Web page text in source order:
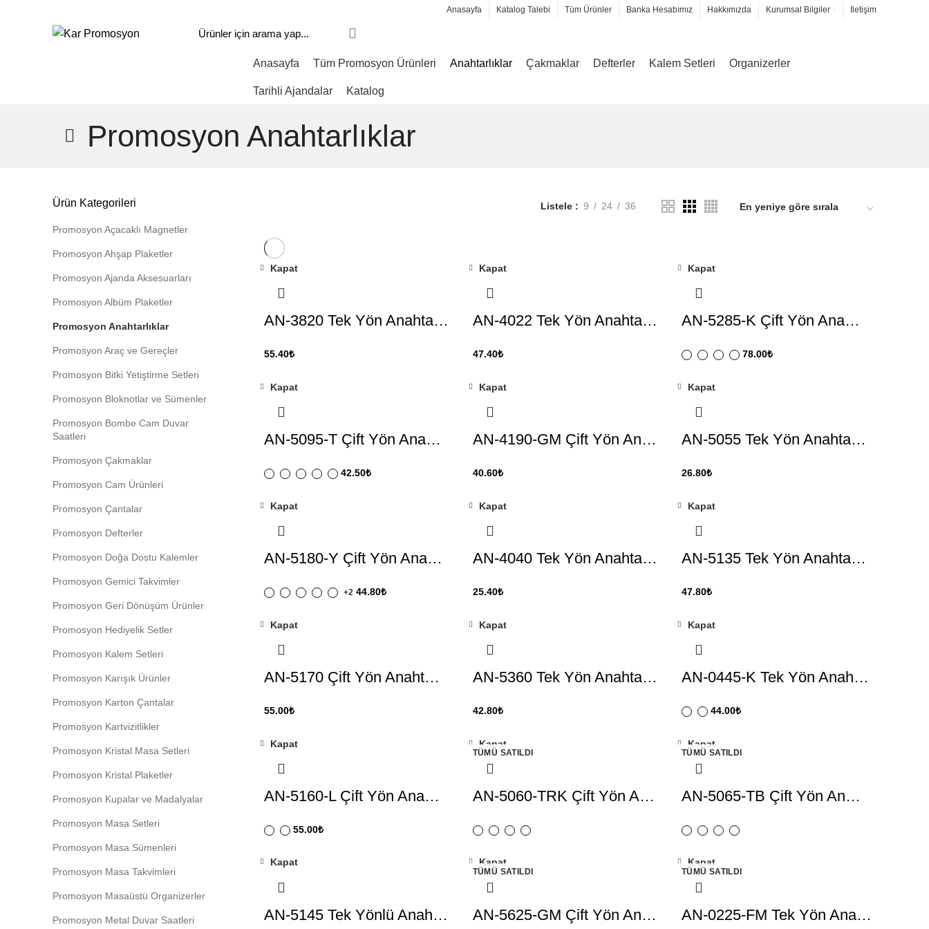
Anasayfa Katalog Talebi Tüm Ürünler Banka Hesabımız Hakkımızda Kurumsal Bilgiler İletişim
Anasayfa Tüm Promosyon Ürünleri Anahtarlıklar Çakmaklar Defterler Kalem Setleri Organizerler
Tarihli Ajandalar Katalog
Promosyon Anahtarlıklar
Ürün Kategorileri
Promosyon Açacaklı Magnetler
Promosyon Ahşap Plaketler
Promosyon Ajanda Aksesuarları
Promosyon Albüm Plaketler
Promosyon Anahtarlıklar
Promosyon Araç ve Gereçler
Promosyon Bitki Yetiştirme Setleri
Promosyon Bloknotlar ve Sümenler
Promosyon Bombe Cam Duvar
Saatleri
Promosyon Çakmaklar
Promosyon Cam Ürünleri
Promosyon Çantalar
Promosyon Defterler
Promosyon Doğa Dostu Kalemler
Promosyon Gemici Takvimler
Promosyon Geri Dönüşüm Ürünler
Promosyon Hediyelik Setler
Promosyon Kalem Setleri
Promosyon Karışık Ürünler
Promosyon Karton Çantalar
Promosyon Kartvizitlikler
Promosyon Kristal Masa Setleri
Promosyon Kristal Plaketler
Promosyon Kupalar ve Madalyalar
Promosyon Masa Setleri
Promosyon Masa Sümenleri
Promosyon Masa Takvimleri
Promosyon Masaüstü Organizerler
Promosyon Metal Duvar Saatleri
Listele 9 24 36
Kapat
AN-3820 Tek Yön Anahta…
55.40₺
Kapat
AN-4022 Tek Yön Anahta…
47.40₺
Kapat
AN-5285-K Çift Yön Ana…
78.00₺
Kapat
AN-5095-T Çift Yön Ana…
42.50₺
Kapat
AN-4190-GM Çift Yön An…
40.60₺
Kapat
AN-5055 Tek Yön Anahta…
26.80₺
Kapat
AN-5180-Y Çift Yön Ana…
+2 44.80₺
Kapat
AN-4040 Tek Yön Anahta…
25.40₺
Kapat
AN-5135 Tek Yön Anahta…
47.80₺
Kapat
AN-5170 Çift Yön Anaht…
55.00₺
Kapat
AN-5360 Tek Yön Anahta…
42.80₺
Kapat
AN-0445-K Tek Yön Anah…
44.00₺
Kapat
AN-5160-L Çift Yön Ana…
55.00₺
TÜMÜ SATILDI
Kapat
AN-5060-TRK Çift Yön A…
TÜMÜ SATILDI
Kapat
AN-5065-TB Çift Yön An…
Kapat
AN-5145 Tek Yönlü Anah…
TÜMÜ SATILDI
Kapat
AN-5625-GM Çift Yön An…
TÜMÜ SATILDI
Kapat
AN-0225-FM Tek Yön Ana…